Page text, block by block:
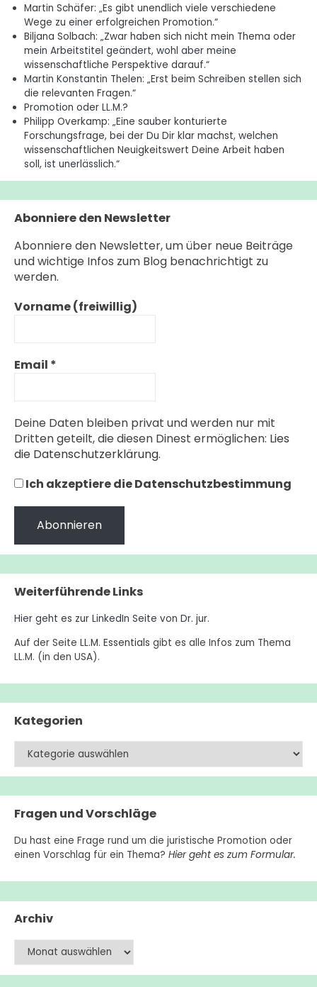
Martin Schäfer: „Es gibt unendlich viele verschiedene
Wege zu einer erfolgreichen Promotion.“
Biljana Solbach: „Zwar haben sich nicht mein Thema oder
mein Arbeitstitel geändert, wohl aber meine
wissenschaftliche Perspektive darauf.“
Martin Konstantin Thelen: „Erst beim Schreiben stellen sich
die relevanten Fragen.“
Promotion oder LL.M.?
Philipp Overkamp: „Eine sauber konturierte
Forschungsfrage, bei der Du Dir klar machst, welchen
wissenschaftlichen Neuigkeitswert Deine Arbeit haben
soll, ist unerlässlich.“
Abonniere den Newsletter
Abonniere den Newsletter, um über neue Beiträge
und wichtige Infos zum Blog benachrichtigt zu
werden.
Vorname (freiwillig)
Email *
Deine Daten bleiben privat und werden nur mit
Dritten geteilt, die diesen Dinest ermöglichen: Lies
die Datenschutzerklärung.
Ich akzeptiere die Datenschutzbestimmung
Weiterführende Links
Hier geht es zur LinkedIn Seite von Dr. jur.
Auf der SeiteLL.M. Essentials gibt es alle Infos zum Thema
LL.M. (in den USA).
Kategorien
Kategorien
Fragen und Vorschläge
Du hast eine Frage rund um die juristische Promotion oder
einen Vorschlag für ein Thema?Hier geht es zum Formular.
Archiv
Archiv